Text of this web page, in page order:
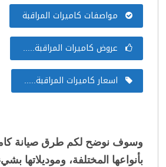
مواصفات كاميرات المراقبة
عروض كاميرات المراقبة.....
اسعار كاميرات المراقبة.....
وسوف نوضح لكم طرقصيانة
بأنواعها المختلفة، وموديلاتها